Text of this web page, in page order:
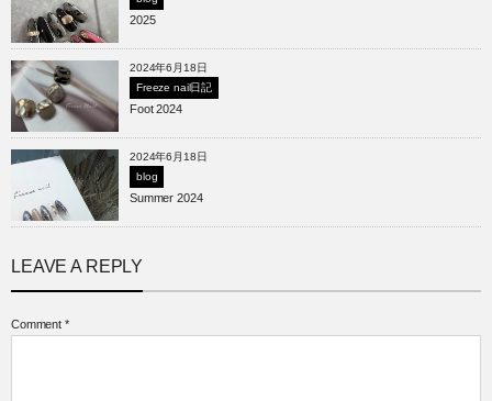
2025
2024年6月18日
Freeze nail日記
Foot 2024
2024年6月18日
blog
Summer 2024
LEAVE A REPLY
Comment *